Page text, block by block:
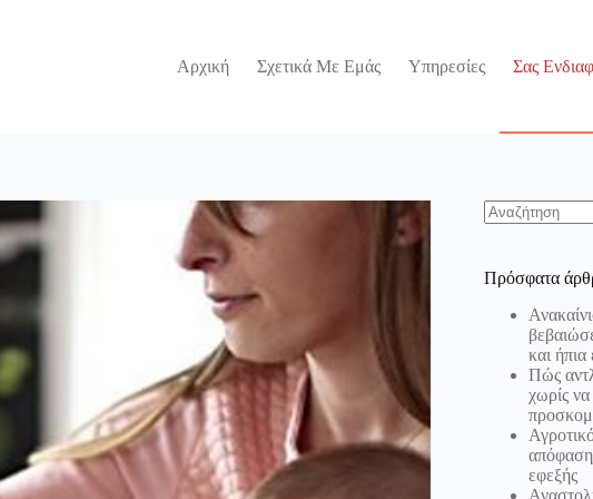
Αρχική
Σχετικά Με Εμάς Υπηρεσίες Σας
Πρόσφατα
και
Πώς
χωρίς
εφεξής